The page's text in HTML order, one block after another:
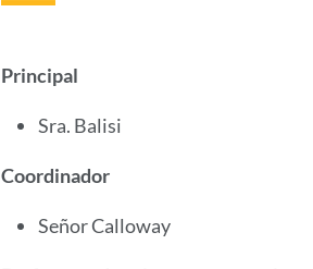
Principal
Sra. Balisi
Coordinador
Señor Calloway